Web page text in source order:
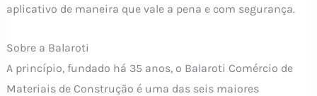
aplicativo de maneira que vale a pena e com segurança.
Sobre a Balaroti
A princípio, fundado há 35 anos, o Balaroti Comércio de
Materiais de Construção é uma das seis maiores